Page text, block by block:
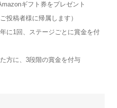
ギフト券をプレゼント
投稿者様に帰属します）
に1回、ステージごとに賞金を付
方に、3段階の賞金を付与